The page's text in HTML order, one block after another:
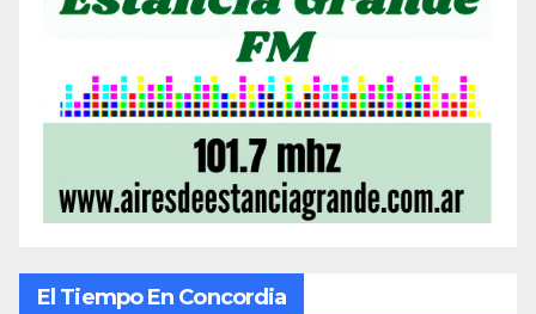
El Tiempo En Concordia